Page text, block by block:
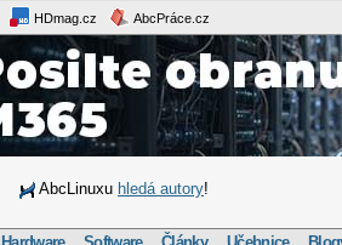
HDmag.cz AbcPráce.cz
AbcLinuxu hledá autory!